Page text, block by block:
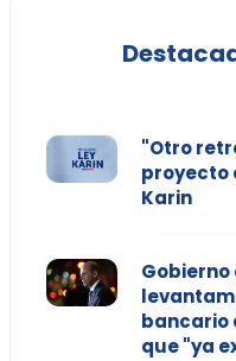
"Otro
proyecto
Karin
bancario
que "ya